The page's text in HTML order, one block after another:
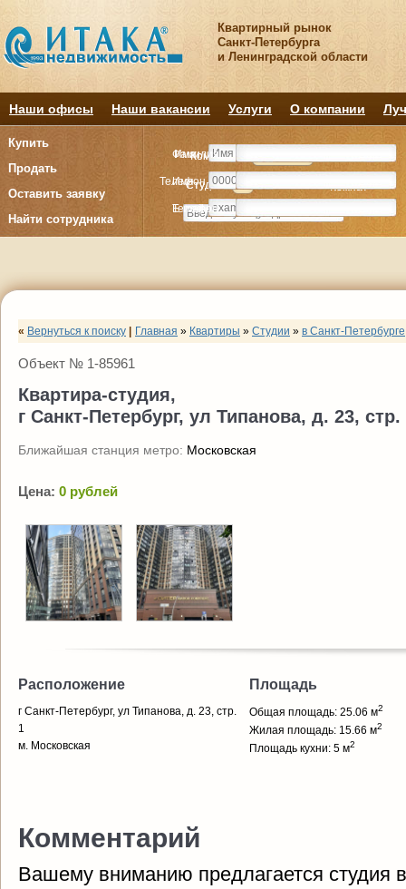
Квартирный рынок
Санкт-Петербурга
и Ленинградской области
Наши офисы Наши вакансии Услуги О компании
Купить
Продать
Оставить заявку
Найти сотрудника
Комнату
Студия Комнат
Комнату
Студия Комнат
Имя
Телефон
E-mail
Фамилия
Имя
Телефон
« Вернуться к поиску Главная » Квартиры » Студии » в Санкт-Петербурге
Объект № 1-85961
Квартира-студия,
г Санкт-Петербург, ул Типанова, д. 23, стр.
Ближайшая станция метро: Московская
Цена: 0 рублей
Расположение
г Санкт-Петербург, ул Типанова, д. 23, стр.
1
м. Московская
Площадь
Общая площадь: 25.06 м2
Жилая площадь: 15.66 м2
Площадь кухни: 5 м2
Комментарий
Вашему вниманию предлагается